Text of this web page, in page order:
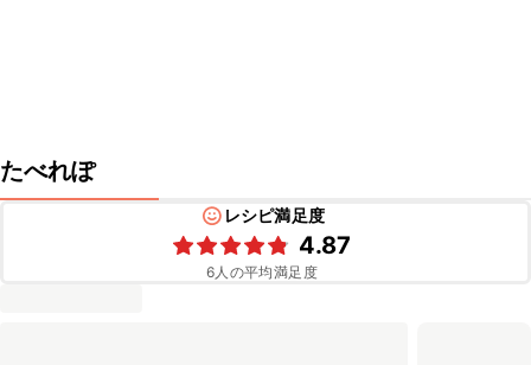
たべれぽ
レシピ満足度
4.87
6人の平均満足度